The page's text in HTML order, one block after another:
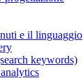
e il linguaggio
keywords)